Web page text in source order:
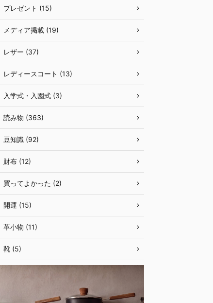
プレゼント (15)
メディア掲載 (19)
レザー (37)
レディースコート (13)
入学式・入園式 (3)
読み物 (363)
豆知識 (92)
財布 (12)
買ってよかった (2)
開運 (15)
革小物 (11)
靴 (5)